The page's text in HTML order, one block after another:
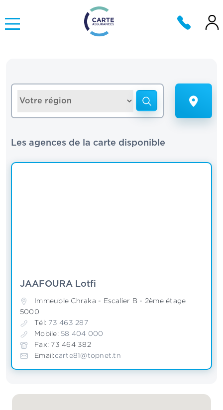
Les agences de la carte disponible
JAAFOURA Lotfi
Immeuble Chraka - Escalier B - 2ème étage
5000
Tél: 73 463 287
Mobile: 58 404 000
Fax: 73 464 382
Email:carte81@topnet.tn